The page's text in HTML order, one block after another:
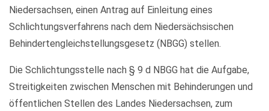
Niedersachsen, einen Antrag auf Einleitung eines
Schlichtungsverfahrens nach dem Niedersächsischen
Behindertengleichstellungsgesetz (NBGG) stellen.
Die Schlichtungsstelle nach § 9 d NBGG hat die Aufgabe,
Streitigkeiten zwischen Menschen mit Behinderungen und
öffentlichen Stellen des Landes Niedersachsen, zum